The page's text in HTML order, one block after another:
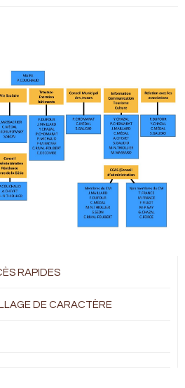
RAPIDES
DE CARACTÈRE